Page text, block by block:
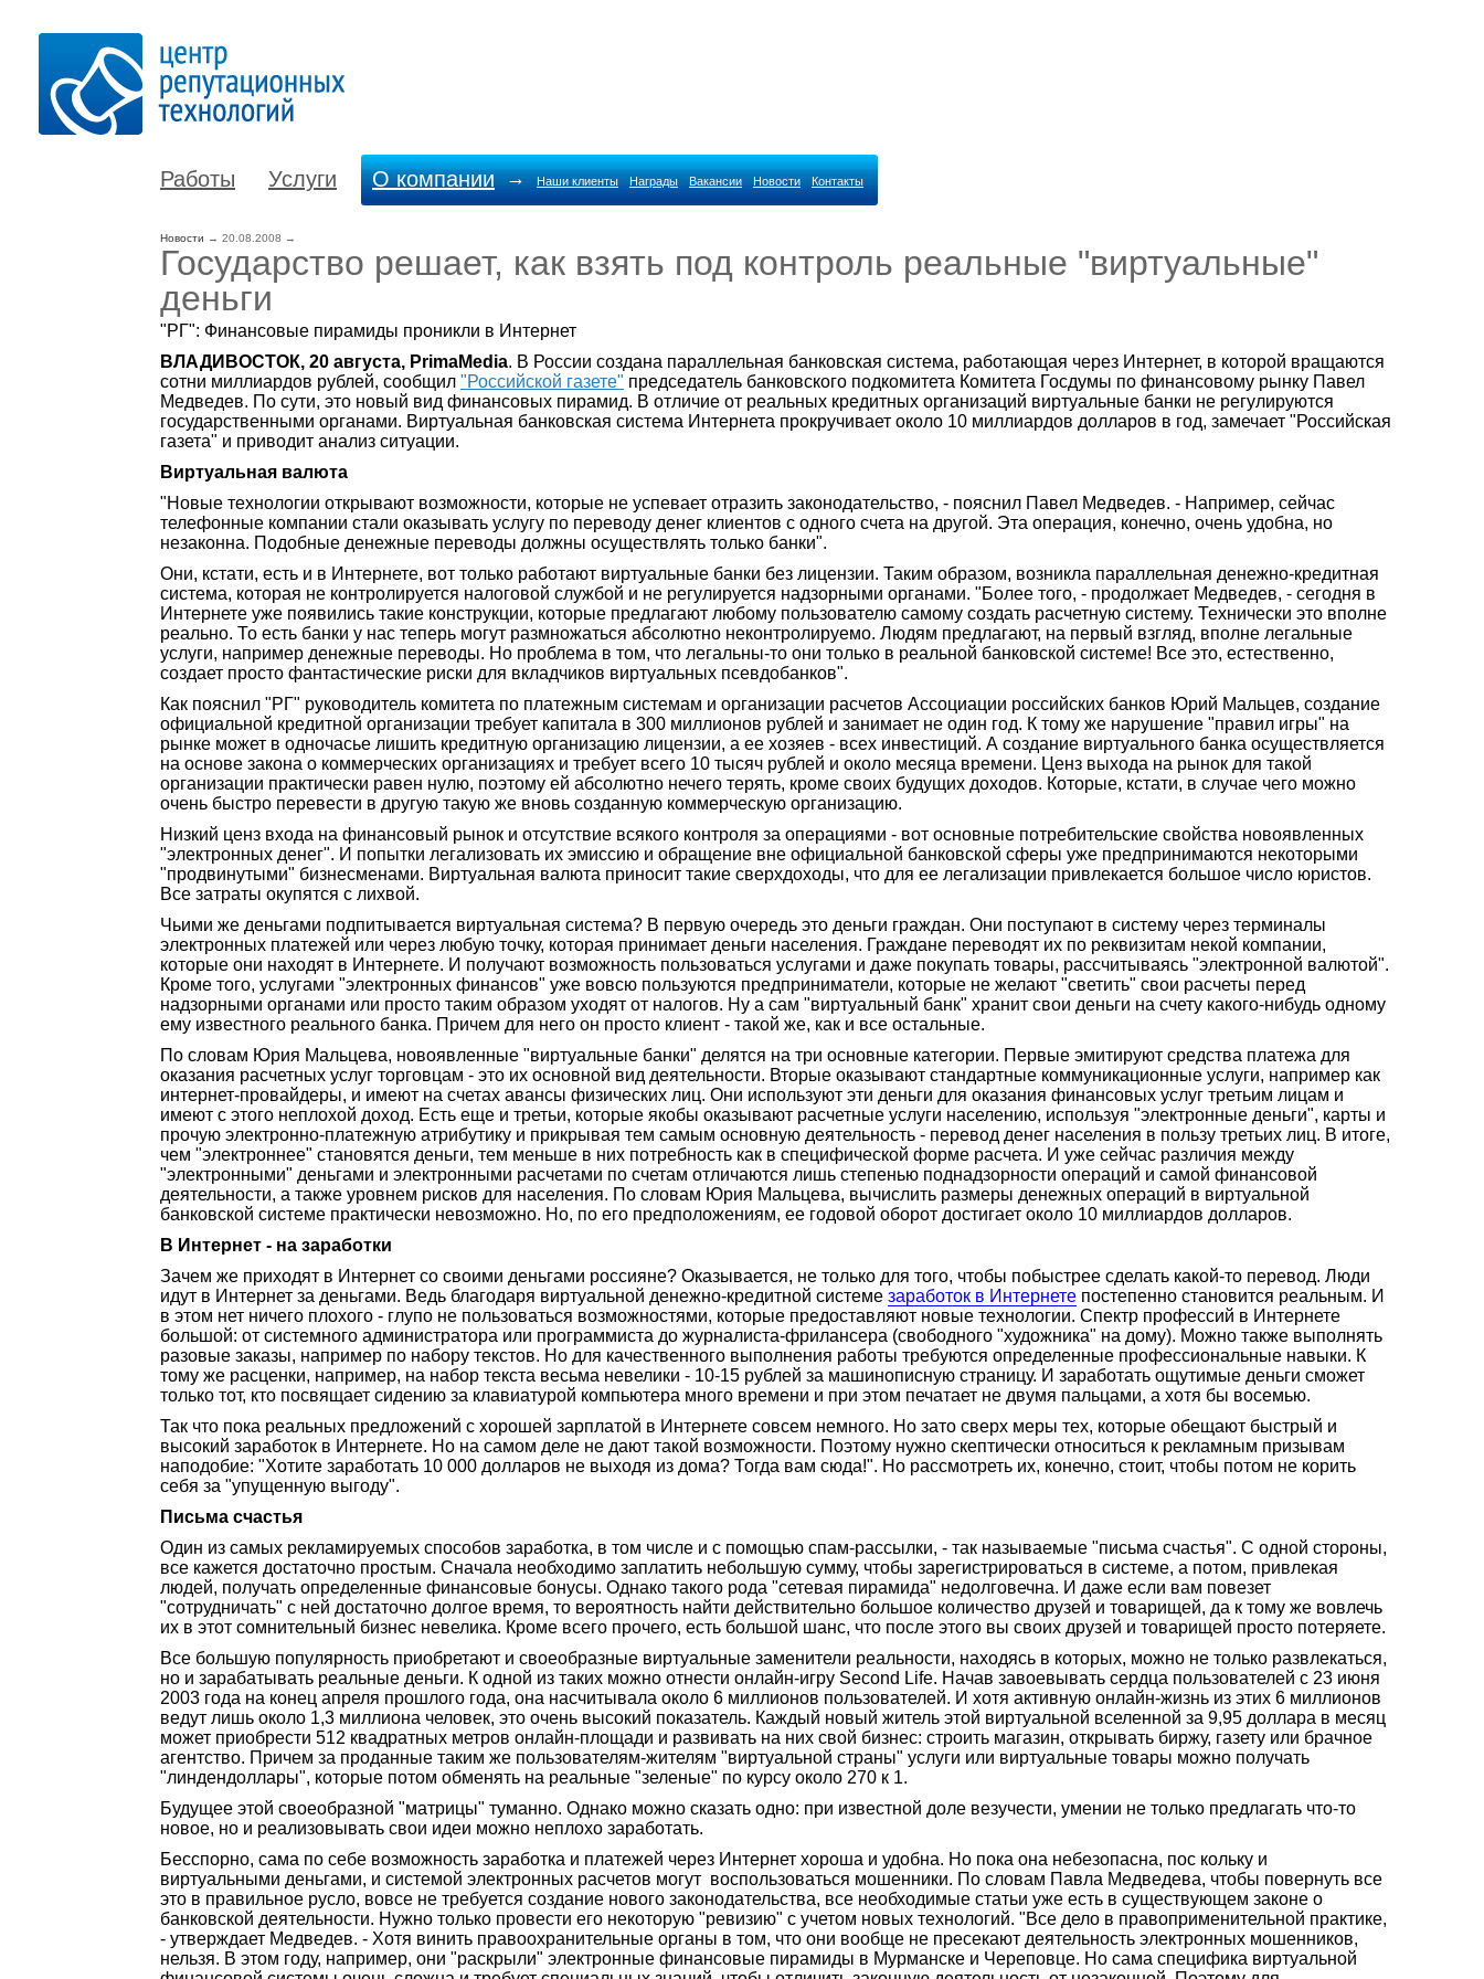
Работы Услуги О компании → Наши клиенты Награды Вакансии Новости Контакты
Новости → 20.08.2008 →
Государство решает, как взять под контроль реальные "виртуальные"
деньги
"РГ": Финансовые пирамиды проникли в Интернет
ВЛАДИВОСТОК, 20 августа, PrimaMedia. В России создана параллельная банковская система, работающая через Интернет, в которой вращаются
сотни миллиардов рублей, сообщил "Российской газете" председатель банковского подкомитета Комитета Госдумы по финансовому рынку Павел
Медведев. По сути, это новый вид финансовых пирамид. В отличие от реальных кредитных организаций виртуальные банки не регулируются
государственными органами. Виртуальная банковская система Интернета прокручивает около 10 миллиардов долларов в год, замечает "Российская
газета" и приводит анализ ситуации.
Виртуальная валюта
"Новые технологии открывают возможности, которые не успевает отразить законодательство, - пояснил Павел Медведев. - Например, сейчас
телефонные компании стали оказывать услугу по переводу денег клиентов с одного счета на другой. Эта операция, конечно, очень удобна, но
незаконна. Подобные денежные переводы должны осуществлять только банки".
Они, кстати, есть и в Интернете, вот только работают виртуальные банки без лицензии. Таким образом, возникла параллельная денежно-кредитная
система, которая не контролируется налоговой службой и не регулируется надзорными органами. "Более того, - продолжает Медведев, - сегодня в
Интернете уже появились такие конструкции, которые предлагают любому пользователю самому создать расчетную систему. Технически это вполне
реально. То есть банки у нас теперь могут размножаться абсолютно неконтролируемо. Людям предлагают, на первый взгляд, вполне легальные
услуги, например денежные переводы. Но проблема в том, что легальны-то они только в реальной банковской системе! Все это, естественно,
создает просто фантастические риски для вкладчиков виртуальных псевдобанков".
Как пояснил "РГ" руководитель комитета по платежным системам и организации расчетов Ассоциации российских банков Юрий Мальцев, создание
официальной кредитной организации требует капитала в 300 миллионов рублей и занимает не один год. К тому же нарушение "правил игры" на
рынке может в одночасье лишить кредитную организацию лицензии, а ее хозяев - всех инвестиций. А создание виртуального банка осуществляется
на основе закона о коммерческих организациях и требует всего 10 тысяч рублей и около месяца времени. Ценз выхода на рынок для такой
организации практически равен нулю, поэтому ей абсолютно нечего терять, кроме своих будущих доходов. Которые, кстати, в случае чего можно
очень быстро перевести в другую такую же вновь созданную коммерческую организацию.
Низкий ценз входа на финансовый рынок и отсутствие всякого контроля за операциями - вот основные потребительские свойства новоявленных
"электронных денег". И попытки легализовать их эмиссию и обращение вне официальной банковской сферы уже предпринимаются некоторыми
"продвинутыми" бизнесменами. Виртуальная валюта приносит такие сверхдоходы, что для ее легализации привлекается большое число юристов.
Все затраты окупятся с лихвой.
Чьими же деньгами подпитывается виртуальная система? В первую очередь это деньги граждан. Они поступают в систему через терминалы
электронных платежей или через любую точку, которая принимает деньги населения. Граждане переводят их по реквизитам некой компании,
которые они находят в Интернете. И получают возможность пользоваться услугами и даже покупать товары, рассчитываясь "электронной валютой".
Кроме того, услугами "электронных финансов" уже вовсю пользуются предприниматели, которые не желают "светить" свои расчеты перед
надзорными органами или просто таким образом уходят от налогов. Ну а сам "виртуальный банк" хранит свои деньги на счету какого-нибудь одному
ему известного реального банка. Причем для него он просто клиент - такой же, как и все остальные.
По словам Юрия Мальцева, новоявленные "виртуальные банки" делятся на три основные категории. Первые эмитируют средства платежа для
оказания расчетных услуг торговцам - это их основной вид деятельности. Вторые оказывают стандартные коммуникационные услуги, например как
интернет-провайдеры, и имеют на счетах авансы физических лиц. Они используют эти деньги для оказания финансовых услуг третьим лицам и
имеют с этого неплохой доход. Есть еще и третьи, которые якобы оказывают расчетные услуги населению, используя "электронные деньги", карты и
прочую электронно-платежную атрибутику и прикрывая тем самым основную деятельность - перевод денег населения в пользу третьих лиц. В итоге,
чем "электроннее" становятся деньги, тем меньше в них потребность как в специфической форме расчета. И уже сейчас различия между
"электронными" деньгами и электронными расчетами по счетам отличаются лишь степенью поднадзорности операций и самой финансовой
деятельности, а также уровнем рисков для населения. По словам Юрия Мальцева, вычислить размеры денежных операций в виртуальной
банковской системе практически невозможно. Но, по его предположениям, ее годовой оборот достигает около 10 миллиардов долларов.
В Интернет - на заработки
Зачем же приходят в Интернет со своими деньгами россияне? Оказывается, не только для того, чтобы побыстрее сделать какой-то перевод. Люди
идут в Интернет за деньгами. Ведь благодаря виртуальной денежно-кредитной системе заработок в Интернете постепенно становится реальным. И
в этом нет ничего плохого - глупо не пользоваться возможностями, которые предоставляют новые технологии. Спектр профессий в Интернете
большой: от системного администратора или программиста до журналиста-фрилансера (свободного "художника" на дому). Можно также выполнять
разовые заказы, например по набору текстов. Но для качественного выполнения работы требуются определенные профессиональные навыки. К
тому же расценки, например, на набор текста весьма невелики - 10-15 рублей за машинописную страницу. И заработать ощутимые деньги сможет
только тот, кто посвящает сидению за клавиатурой компьютера много времени и при этом печатает не двумя пальцами, а хотя бы восемью.
Так что пока реальных предложений с хорошей зарплатой в Интернете совсем немного. Но зато сверх меры тех, которые обещают быстрый и
высокий заработок в Интернете. Но на самом деле не дают такой возможности. Поэтому нужно скептически относиться к рекламным призывам
наподобие: "Хотите заработать 10 000 долларов не выходя из дома? Тогда вам сюда!". Но рассмотреть их, конечно, стоит, чтобы потом не корить
себя за "упущенную выгоду".
Письма счастья
Один из самых рекламируемых способов заработка, в том числе и с помощью спам-рассылки, - так называемые "письма счастья". С одной стороны,
все кажется достаточно простым. Сначала необходимо заплатить небольшую сумму, чтобы зарегистрироваться в системе, а потом, привлекая
людей, получать определенные финансовые бонусы. Однако такого рода "сетевая пирамида" недолговечна. И даже если вам повезет
"сотрудничать" с ней достаточно долгое время, то вероятность найти действительно большое количество друзей и товарищей, да к тому же вовлечь
их в этот сомнительный бизнес невелика. Кроме всего прочего, есть большой шанс, что после этого вы своих друзей и товарищей просто потеряете.
Все большую популярность приобретают и своеобразные виртуальные заменители реальности, находясь в которых, можно не только развлекаться,
но и зарабатывать реальные деньги. К одной из таких можно отнести онлайн-игру Second Life. Начав завоевывать сердца пользователей с 23 июня
2003 года на конец апреля прошлого года, она насчитывала около 6 миллионов пользователей. И хотя активную онлайн-жизнь из этих 6 миллионов
ведут лишь около 1,3 миллиона человек, это очень высокий показатель. Каждый новый житель этой виртуальной вселенной за 9,95 доллара в месяц
может приобрести 512 квадратных метров онлайн-площади и развивать на них свой бизнес: строить магазин, открывать биржу, газету или брачное
агентство. Причем за проданные таким же пользователям-жителям "виртуальной страны" услуги или виртуальные товары можно получать
"линдендоллары", которые потом обменять на реальные "зеленые" по курсу около 270 к 1.
Будущее этой своеобразной "матрицы" туманно. Однако можно сказать одно: при известной доле везучести, умении не только предлагать что-то
новое, но и реализовывать свои идеи можно неплохо заработать.
Бесспорно, сама по себе возможность заработка и платежей через Интернет хороша и удобна. Но пока она небезопасна, пос кольку и
виртуальными деньгами, и системой электронных расчетов могут воспользоваться мошенники. По словам Павла Медведева, чтобы повернуть все
это в правильное русло, вовсе не требуется создание нового законодательства, все необходимые статьи уже есть в существующем законе о
банковской деятельности. Нужно только провести его некоторую "ревизию" с учетом новых технологий. "Все дело в правоприменительной практике,
- утверждает Медведев. - Хотя винить правоохранительные органы в том, что они вообще не пресекают деятельность электронных мошенников,
нельзя. В этом году, например, они "раскрыли" электронные финансовые пирамиды в Мурманске и Череповце. Но сама специфика виртуальной